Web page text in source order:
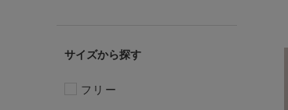
サイズ
フリー